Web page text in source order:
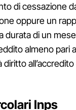
di cessazione
oppure un
durata di un
almeno pari
diritto
Inps